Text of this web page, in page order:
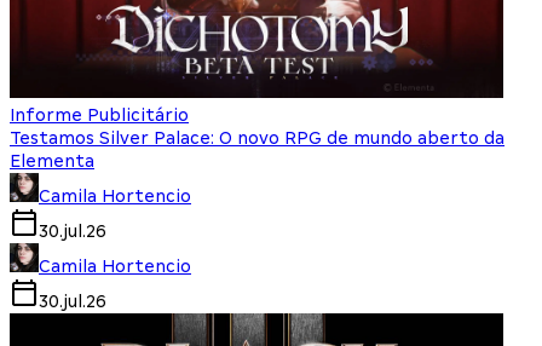
Informe Publicitário
Testamos Silver Palace: O novo RPG de mundo aberto da
Elementa
Camila Hortencio
30.jul.26
Camila Hortencio
30.jul.26